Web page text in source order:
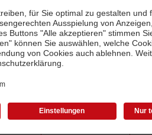
So gestalten Sie ein
CEWE FOTOBUCH mit den
schönsten Aufnahmen aus der
Grundschulzeit.